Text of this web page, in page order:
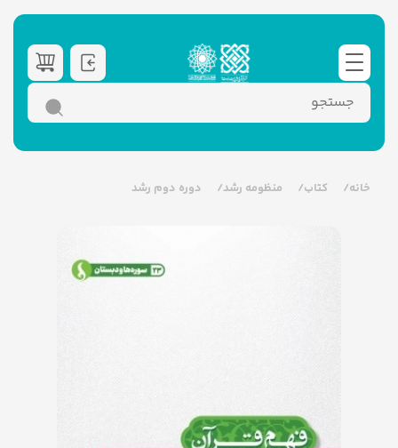
خانه کتاب منظومه رشد دوره دوم رشد